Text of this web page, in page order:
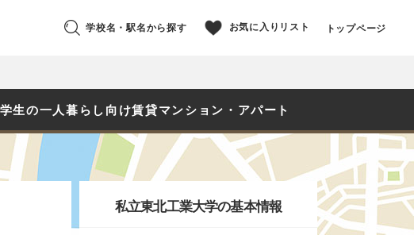
学校名・駅名から探す お気に入りリスト トップページ
生の一人暮らし向け賃貸マンション・アパート
私立東北工業大学の基本情報